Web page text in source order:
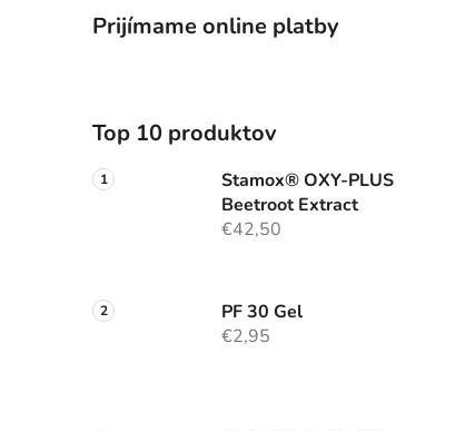
Prijímame online platby
Top 10 produktov
Stamox® OXY-PLUS
Beetroot Extract
€42,50
PF 30 Gel
€2,95